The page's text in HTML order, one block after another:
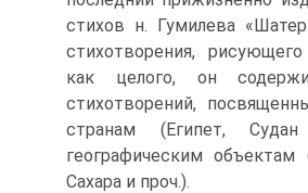
стихов н. Гумилева
стихотворения,
как целого, он
стихотворений,
странам (Египет,
географическим
Сахара и проч.).